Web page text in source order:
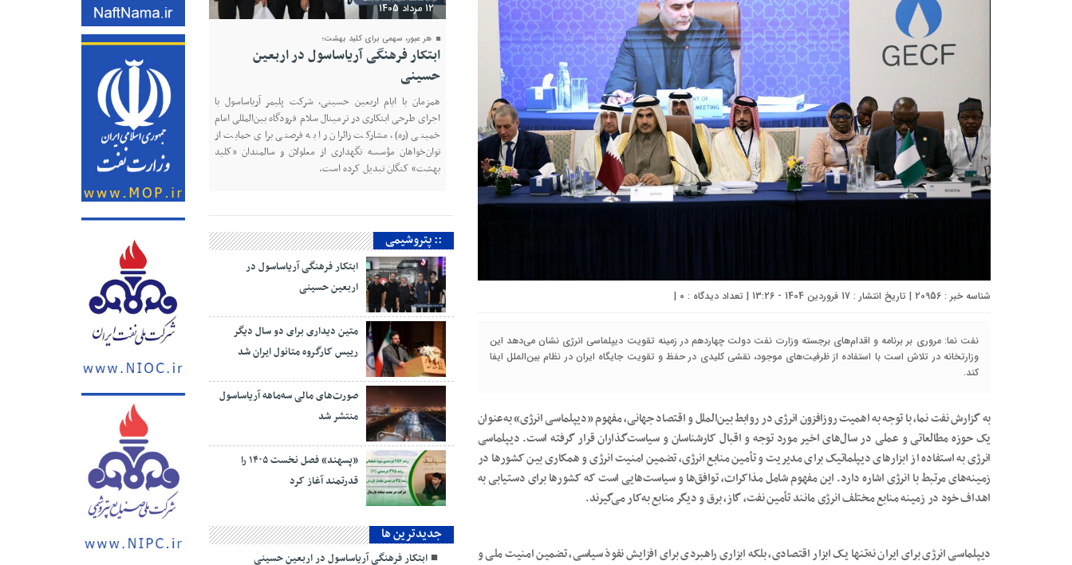
شناسه خبر : 20956 | تاریخ انتشار : 17 فروردین 1404 - 13:26 | تعداد دیدگاه : ۰ |
نفت نما: مروری بر برنامه و اقدام‌های برجسته وزارت نفت دولت چهاردهم در زمینه تقویت دیپلماسی انرژی نشان می‌دهد این
وزارتخانه در تلاش است با استفاده از ظرفیت‌های موجود، نقشی کلیدی در حفظ و تقویت جایگاه ایران در نظام بین‌الملل ایفا
کند.
به گزارش نفت نما، با توجه به اهمیت روزافزون انرژی در روابط بین‌الملل و اقتصاد جهانی، مفهوم «دیپلماسی انرژی» به‌عنوان
یک حوزه مطالعاتی و عملی در سال‌های اخیر مورد توجه و اقبال کارشناسان و سیاست‌گذاران قرار گرفته است. دیپلماسی
انرژی به استفاده از ابزارهای دیپلماتیک برای مدیریت و تأمین منابع انرژی، تضمین امنیت انرژی و همکاری بین کشورها در
زمینه‌های مرتبط با انرژی اشاره دارد. این مفهوم شامل مذاکرات، توافق‌ها و سیاست‌هایی است که کشورها برای دستیابی به
اهداف خود در زمینه منابع مختلف انرژی مانند تأمین نفت، گاز، برق و دیگر منابع به‌کار می‌گیرند.
دیپلماسی انرژی برای ایران نه‌تنها یک ابزار اقتصادی، بلکه ابزاری راهبردی برای افزایش نفوذ سیاسی، تضمین امنیت ملی و
11 مرداد 1405
متین دیداری برای دو سال دیگر رییس
کارگروه متانول ایران شد
متانول ایران، دکتر متین دیداری، مدیرعامل و‌ نائب رییس
هیئت مدیره شرکت پتروشیمی زاگرس، با رأی اعضای این
کارگروه، برای یک دوره دو ساله دیگر به عنوان رئیس کارگروه
متانول ایران انتخاب شد.
:: پتروشیمی
ابتکار فرهنگی آریاساسول در
اربعین حسینی
متین دیداری برای دو سال دیگر
رییس کارگروه متانول ایران شد
صورت‌های مالی سه‌ماهه آریاساسول
منتشر شد
«پسهند» فصل نخست ۱۴۰۵ را
قدرتمند آغاز کرد
جديدترين ها
ابتکار فرهنگی آریاساسول در اربعین حسینی